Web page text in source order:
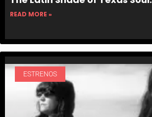
READ MORE »
ESTRENOS